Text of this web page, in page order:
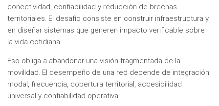
conectividad, confiabilidad y reducción de brechas
territoriales. El desafío consiste en construir infraestructura y
en diseñar sistemas que generen impacto verificable sobre
la vida cotidiana.
Eso obliga a abandonar una visión fragmentada de la
movilidad. El desempeño de una red depende de integración
modal, frecuencia, cobertura territorial, accesibilidad
universal y confiabilidad operativa.